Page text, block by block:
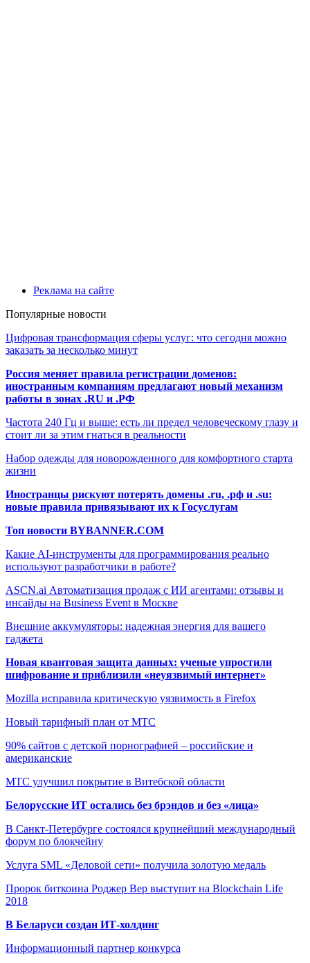
Реклама на сайте
Популярные новости
Цифровая трансформация сферы услуг: что сегодня можно
заказать за несколько минут
Россия меняет правила регистрации доменов:
иностранным компаниям предлагают новый механизм
работы в зонах .RU и .РФ
Частота 240 Гц и выше: есть ли предел человеческому глазу и
стоит ли за этим гнаться в реальности
Набор одежды для новорожденного для комфортного старта
жизни
Иностранцы рискуют потерять домены .ru, .рф и .su:
новые правила привязывают их к Госуслугам
Топ новости BYBANNER.COM
Какие AI-инструменты для программирования реально
используют разработчики в работе?
ASCN.ai Автоматизация продаж с ИИ агентами: отзывы и
инсайды на Business Event в Москве
Внешние аккумуляторы: надежная энергия для вашего
гаджета
Новая квантовая защита данных: ученые упростили
шифрование и приблизили «неуязвимый интернет»
Mozilla исправила критическую уязвимость в Firefox
Новый тарифный план от МТС
90% сайтов с детской порнографией – российские и
американские
МТС улучшил покрытие в Витебской области
Белорусские ИТ остались без брэндов и без «лица»
В Санкт-Петербурге состоялся крупнейший международный
форум по блокчейну
Услуга SML «Деловой сети» получила золотую медаль
Пророк биткоина Роджер Вер выступит на Blockchain Life
2018
В Беларуси создан ИТ-холдинг
Информационный партнер конкурса